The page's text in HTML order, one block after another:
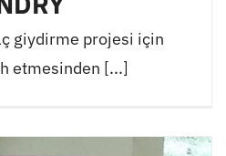
giydirme projesi için
etmesinden [...]